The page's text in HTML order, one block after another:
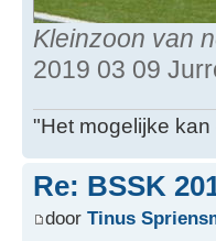
Kleinzoon van
2019 03 09
"Het mogelijke
Re: BSSK
door Tinus